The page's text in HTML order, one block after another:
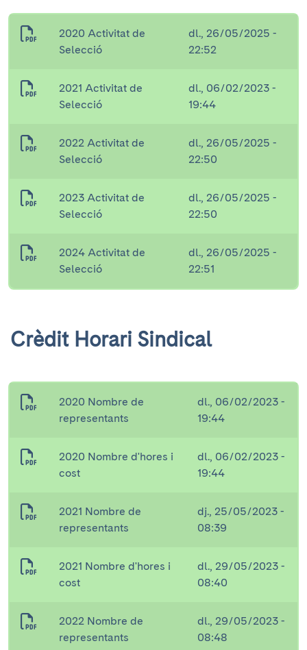
2020 Activitat de
Selecció
dl., 26/05/2025 -
22:52
2021 Activitat de
Selecció
dl., 06/02/2023 -
19:44
2022 Activitat de
Selecció
dl., 26/05/2025 -
22:50
2023 Activitat de
Selecció
dl., 26/05/2025 -
22:50
2024 Activitat de
Selecció
dl., 26/05/2025 -
22:51
Crèdit Horari Sindical
2020 Nombre de
representants
dl., 06/02/2023 -
19:44
2020 Nombre d'hores i
cost
dl., 06/02/2023 -
19:44
2021 Nombre de
representants
dj., 25/05/2023 -
08:39
2021 Nombre d'hores i
cost
dl., 29/05/2023 -
08:40
2022 Nombre de
representants
dl., 29/05/2023 -
08:48